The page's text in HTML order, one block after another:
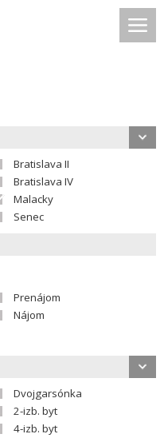
Bratislava II
Bratislava IV
Malacky
Senec
Prenájom
Nájom
Dvojgarsónka
2-izb. byt
4-izb. byt